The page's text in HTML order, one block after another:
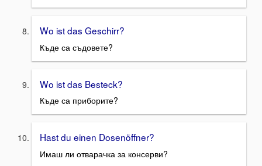
Wo ist das Geschirr?
Къде са съдовете?
Wo ist das Besteck?
Къде са приборите?
Hast du einen Dosenöffner?
Имаш ли отварачка за консерви?